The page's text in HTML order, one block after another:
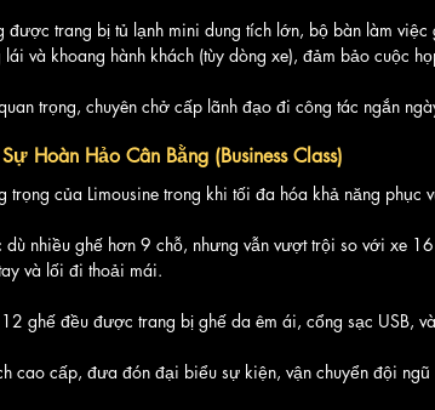
được trang bị tủ lạnh mini dung tích lớn, bộ bàn làm việc
và khoang hành khách (tùy dòng xe), đảm bảo cuộc
trọng, chuyên chở cấp lãnh đạo đi công tác ngắn
Hoàn Hảo Cân Bằng (Business Class)
trọng của Limousine trong khi tối đa hóa khả năng phục
dù nhiều ghế hơn 9 chỗ, nhưng vẫn vượt trội so với xe
và lối đi thoải mái.
ghế đều được trang bị ghế da êm ái, cổng sạc USB,
cao cấp, đưa đón đại biểu sự kiện, vận chuyển đội